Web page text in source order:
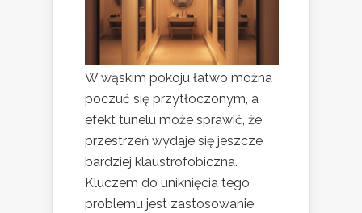
W wąskim pokoju łatwo można
poczuć się przytłoczonym, a
efekt tunelu może sprawić, że
przestrzeń wydaje się jeszcze
bardziej klaustrofobiczna.
Kluczem do uniknięcia tego
problemu jest zastosowanie